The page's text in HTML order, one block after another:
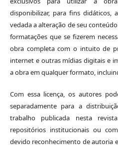
disponibilizar, para fins didáticos,
vedada a alteração de seu
formatações que se fizerem
obra completa com o intuito de
internet e outras mídias digitais e
a obra em qualquer formato,
Com essa licença, os autores
separadamente para a
trabalho publicada nesta
repositórios institucionais ou
devido reconhecimento de autoria